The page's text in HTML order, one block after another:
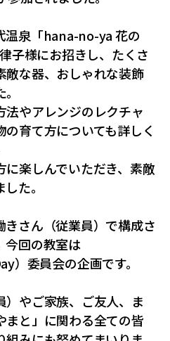
式会社未来への恋文
食品製造品質研究所
株式会社COMMON
社団法人シニアミール協会
会社ライクイット
株式会社NEXT
株式会社Anniversary
サービス株式会社
式会社プラスぽぽぽ
ホスピスこまつ
文化学会
創造事業
業
加工製造事業
ロップメント事業
タルサポート事業
レンタカーサービス事業
インシュアランス事業
CSR
て
情報
温泉「hana-no-ya 花の
子様にお招きし、たくさ
敵な器、おしゃれな装飾
やアレンジのレクチャ
育て方についても詳しく
に楽しんでいただき、素敵
た。
さん（従業員）で構成さ
今回の教室は
）委員会の企画です。
やご家族、ご友人、ま
まと」に関わる全ての皆